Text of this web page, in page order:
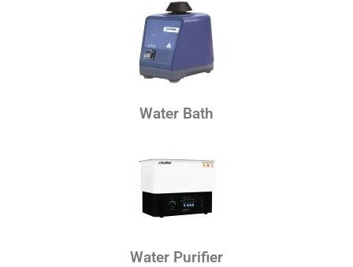
Water Bath
Water Purifier